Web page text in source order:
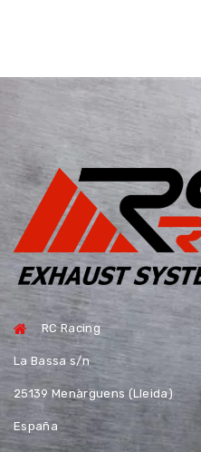
RC Racing
La Bassa s/n
25139 Menàrguens (Lleida)
España